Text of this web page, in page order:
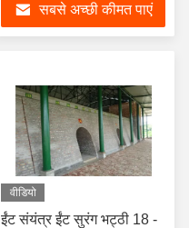
सबसे अच्छी कीमत पाएं
वीडियो
ईंट संयंत्र ईंट सुरंग भट्ठी 18 -